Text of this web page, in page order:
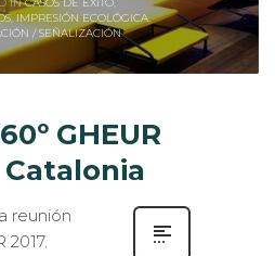
IN CASOS DE ÉXITO
,IMPRESIÓN ECOLÓGICA,
/ SEÑALIZACIÓN
GHEUR
reunión
2017.